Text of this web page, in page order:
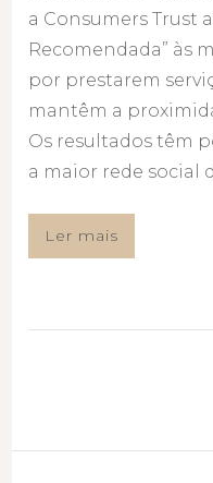
a Consumers Trust
Recomendada” às
por prestarem
mantêm a
Os resultados têm
a maior rede social
Ler mais